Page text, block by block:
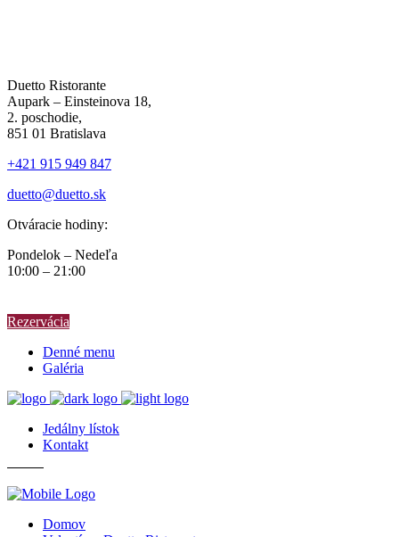
Duetto Ristorante
Aupark – Einsteinova 18,
2. poschodie,
851 01 Bratislava
+421 915 949 847
duetto@duetto.sk
Otváracie hodiny:
Pondelok – Nedeľa
10:00 – 21:00
Rezervácia
Denné menu
Galéria
Jedálny lístok
Kontakt
Domov